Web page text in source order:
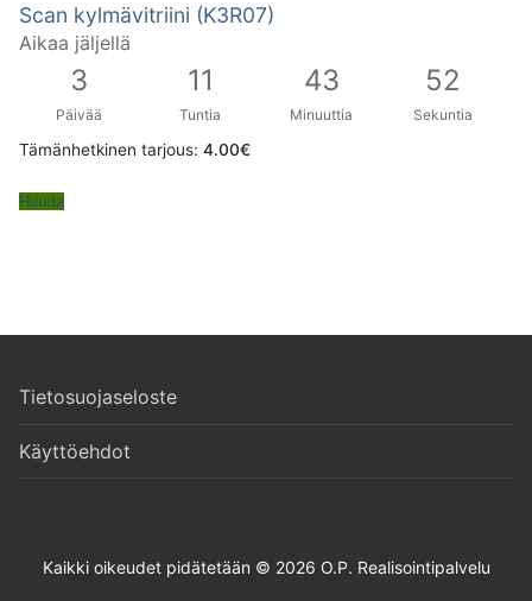
Scan kylmävitriini (K3R07)
Aikaa jäljellä
3
Päivää
11
Tuntia
43
Minuuttia
51
Sekuntia
Tämänhetkinen tarjous: 4.00€
Huuda
Tietosuojaseloste
Käyttöehdot
Kaikki oikeudet pidätetään © 2026 O.P. Realisointipalvelu